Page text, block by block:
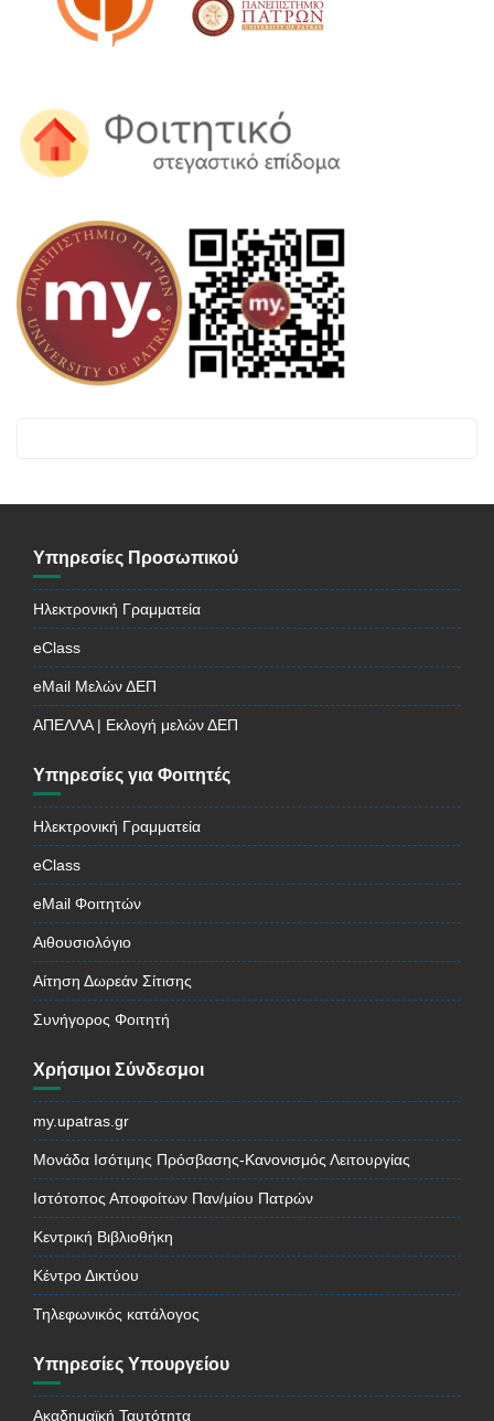
Υπηρεσίες Προσωπικού
Ηλεκτρονική Γραμματεία
eClass
eMail Μελών ΔΕΠ
ΑΠΕΛΛΑ | Εκλογή μελών ΔΕΠ
Υπηρεσίες για Φοιτητές
Ηλεκτρονική Γραμματεία
eClass
eMail Φοιτητών
Αιθουσιολόγιο
Αίτηση Δωρεάν Σίτισης
Συνήγορος Φοιτητή
Χρήσιμοι Σύνδεσμοι
my.upatras.gr
Μονάδα Ισότιμης Πρόσβασης-Κανονισμός Λειτουργίας
Ιστότοπος Αποφοίτων Παν/μίου Πατρών
Κεντρική Βιβλιοθήκη
Κέντρο Δικτύου
Τηλεφωνικός κατάλογος
Υπηρεσίες Υπουργείου
Ακαδημαϊκή Ταυτότητα